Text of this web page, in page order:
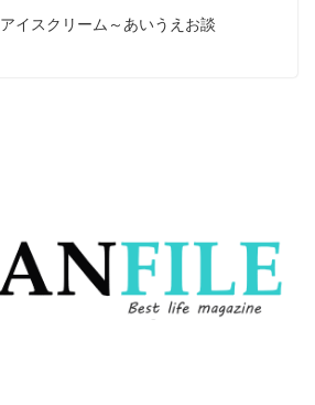
アイスクリーム～あいうえお談